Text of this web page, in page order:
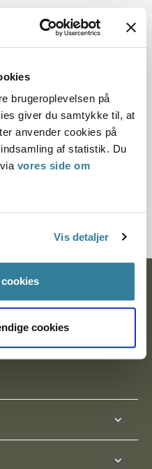
brugeroplevelsen på
giver du samtykke til, at
anvender cookies på
af statistik. Du
vores side om
Vis detaljer
cookies
vejledning til
af erklæringer i
(laboratorieprøver,
mv. af tilstrækkelig ny
havde ikke
øvrige oplysningsgrundlag
vurdere ansøgerindens
fandt det